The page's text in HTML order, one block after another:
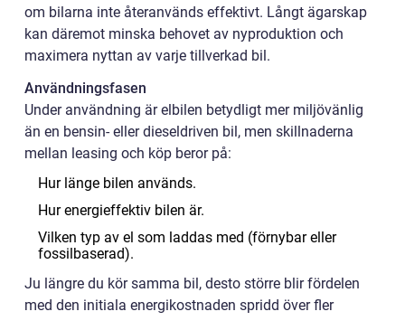
om bilarna inte återanvänds effektivt. Långt ägarskap
kan däremot minska behovet av nyproduktion och
maximera nyttan av varje tillverkad bil.
Användningsfasen
Under användning är elbilen betydligt mer miljövänlig
än en bensin- eller dieseldriven bil, men skillnaderna
mellan leasing och köp beror på:
Hur länge bilen används.
Hur energieffektiv bilen är.
Vilken typ av el som laddas med (förnybar eller
fossilbaserad).
Ju längre du kör samma bil, desto större blir fördelen
med den initiala energikostnaden spridd över fler